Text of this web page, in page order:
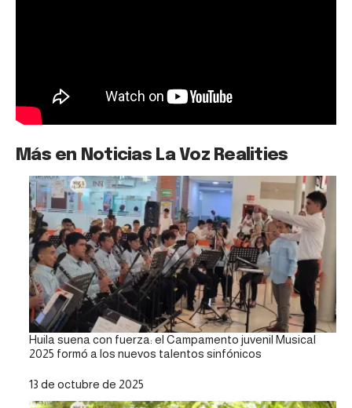
Más en Noticias La Voz Realities
Huila suena con fuerza: el Campamento juvenil Musical
2025 formó a los nuevos talentos sinfónicos
Fecha
13 de octubre de 2025